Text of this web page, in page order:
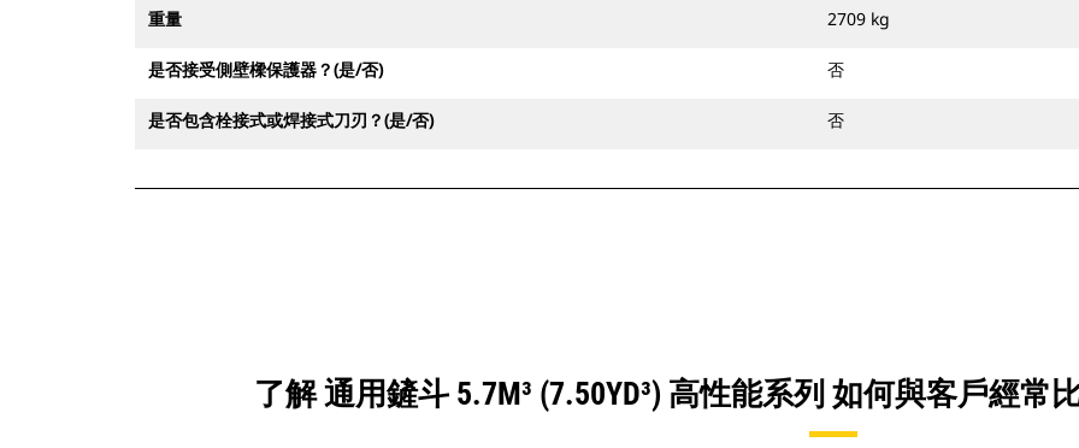
重量 2709 kg
是否接受側壁樑保護器？(是/否) 否
是否包含栓接式或焊接式刀刃？(是/否) 否
了解 通用鏟斗 5.7M³ (7.50YD³) 高性能系列 如何與客戶經常